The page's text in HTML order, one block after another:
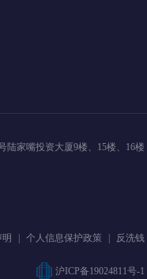
陆家嘴投资大厦9楼、15楼、16楼
个人信息保护政策 反洗钱
沪ICP备19024811号-1